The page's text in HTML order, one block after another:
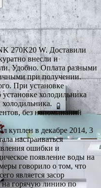
270K20 W. Доставили
внесли и
Удобно. Оплата разными
при получении.
При установке
холодильника
холодильника.
без напоминаний
куплен в декабре 2014, 3
настраиваться
ошибки и
появление воды на
говорило о том, что
является засор
на горячую линию по